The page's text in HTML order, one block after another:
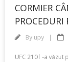
CORMIER
By upy
UFC 210 l -a